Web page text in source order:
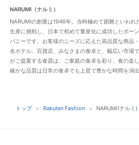
NARUMI（ナルミ）
NARUMIの創業は1946年。当時極めて困難といわれ
生産に挑戦し、日本で初めて量産化に成功したボー
パニーです。お客様のニーズに応えた高品質な商品
名ホテル、百貨店、みなさまの食卓と、幅広い市場
がご提案する食器は、ご家庭の食卓を彩り、食の楽
確かな品質は日常の食卓でも上質で豊かな時間を演出
トップ Rakuten Fashion NARUMI(ナルミ)